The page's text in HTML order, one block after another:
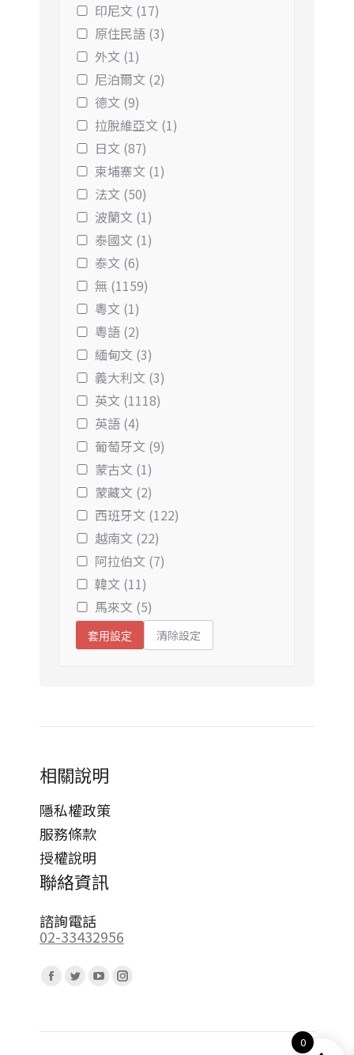
印尼文 (17)
原住民語 (3)
外文 (1)
尼泊爾文 (2)
德文 (9)
拉脫維亞文 (1)
日文 (87)
柬埔寨文 (1)
法文 (50)
波蘭文 (1)
泰國文 (1)
泰文 (6)
無 (1159)
粵文 (1)
粵語 (2)
緬甸文 (3)
義大利文 (3)
英文 (1118)
英語 (4)
葡萄牙文 (9)
蒙古文 (1)
蒙藏文 (2)
西班牙文 (122)
越南文 (22)
阿拉伯文 (7)
韓文 (11)
馬來文 (5)
套用設定 清除設定
相關說明
隱私權政策
服務條款
授權說明
聯絡資訊
諮詢電話
02-33432956
Facebook
opens
Twitter
opens
YouTube
opens
Instagram
opens
0